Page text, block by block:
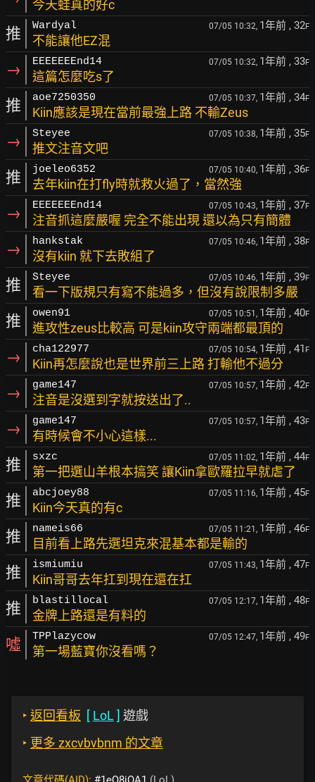
今天蛙真的好c
推 Wardyal 07/05 10:32, 1年前 , 32F
不能讓他EZ混
→ EEEEEEEnd14 07/05 10:32, 1年前 , 33F
這篇怎麼吃s了
推 aoe7250350 07/05 10:37, 1年前 , 34F
Kiin應該是現在當前最強上路 不輸Zeus
→ Steyee 07/05 10:38, 1年前 , 35F
推文注音文吧
推 joeleo6352 07/05 10:40, 1年前 , 36F
去年kiin在打fly時就救火過了，當然強
→ EEEEEEEnd14 07/05 10:43, 1年前 , 37F
注音抓這麼嚴喔 完全不能出現 還以為只有簡體
→ hankstak 07/05 10:46, 1年前 , 38F
沒有kiin 就下去敗組了
推 Steyee 07/05 10:46, 1年前 , 39F
看一下版規只有寫不能過多，但沒有說限制多嚴
推 owen91 07/05 10:51, 1年前 , 40F
進攻性zeus比較高 可是kiin攻守兩端都最頂的
→ cha122977 07/05 10:54, 1年前 , 41 F
Kiin再怎麼說也是世界前三上路 打輸他不過分
→ game147 07/05 10:57, 1年前 , 42F
注音是沒選到字就按送出了..
→ game147 07/05 10:57, 1年前 , 43F
有時候會不小心這樣...
推 sxzc 07/05 11:02, 1年前 , 44F
第一把選山羊根本搞笑 讓Kiin拿歐羅拉早就虐了
推 abcjoey88 07/05 11:16, 1年前 , 45F
Kiin今天真的有c
推 nameis66 07/05 11:21, 1年前 , 46F
目前看上路先選坦克來混基本都是輸的
推 ismiumiu 07/05 11:43, 1年前 , 47F
Kiin哥哥去年扛到現在還在扛
推 blastillocal 07/05 12:17, 1年前 , 48F
金牌上路還是有料的
噓 TPPlazycow 07/05 12:47, 1年前 , 49F
第一場藍寶你沒看嗎？
‣ 返回看板 [ LoL ] 遊戲
‣ 更多 zxcvbvbnm 的文章